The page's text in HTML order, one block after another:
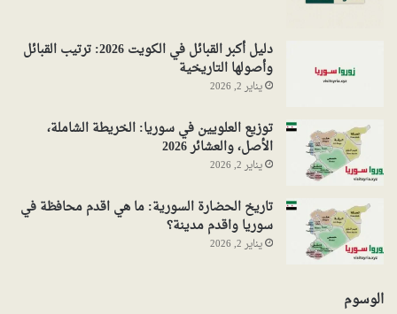
دليل أكبر القبائل في الكويت 2026: ترتيب القبائل
وأصولها التاريخية
يناير 2, 2026
توزيع العلويين في سوريا: الخريطة الشاملة،
الأصل، والعشائر 2026
يناير 2, 2026
تاريخ الحضارة السورية: ما هي اقدم محافظة في
سوريا واقدم مدينة؟
يناير 2, 2026
الوسوم